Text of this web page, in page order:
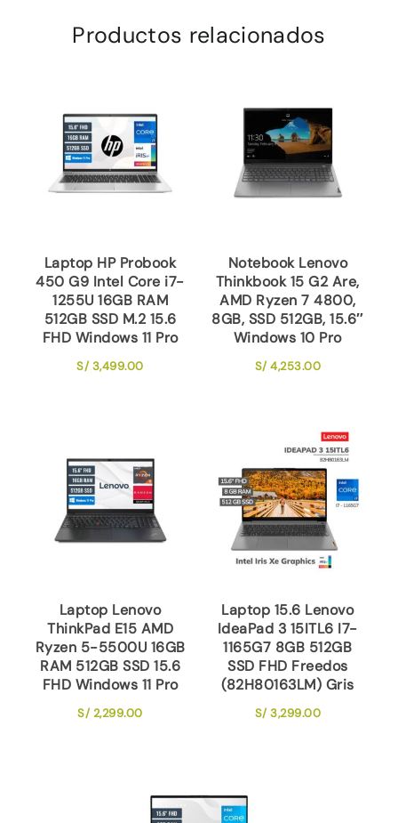
Productos relacionados
Laptop HP Probook
450 G9 Intel Core i7-
1255U 16GB RAM
512GB SSD M.2 15.6
FHD Windows 11 Pro
S/3,499.00
Notebook Lenovo
Thinkbook 15 G2 Are,
AMD Ryzen 7 4800,
8GB, SSD 512GB, 15.6″
Windows 10 Pro
S/4,253.00
Laptop Lenovo
ThinkPad E15 AMD
Ryzen 5-5500U 16GB
RAM 512GB SSD 15.6
FHD Windows 11 Pro
S/2,299.00
Laptop 15.6 Lenovo
IdeaPad 3 15ITL6 I7-
1165G7 8GB 512GB
SSD FHD Freedos
(82H80163LM) Gris
S/3,299.00